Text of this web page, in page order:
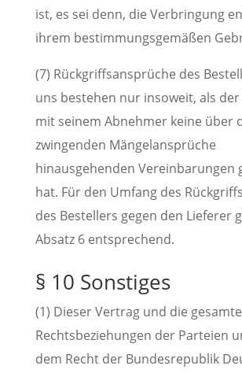
ist, es sei denn, die Verbringung
ihrem bestimmungsgemäßen
(7) Rückgriffsansprüche des
uns bestehen nur insoweit, als
mit seinem Abnehmer keine über
zwingenden Mängelansprüche
hinausgehenden Vereinbarungen
hat. Für den Umfang des
des Bestellers gegen den Lieferer
Absatz 6 entsprechend.
§ 10 Sonstiges
(1) Dieser Vertrag und die
Rechtsbeziehungen der Parteien
dem Recht der Bundesrepublik